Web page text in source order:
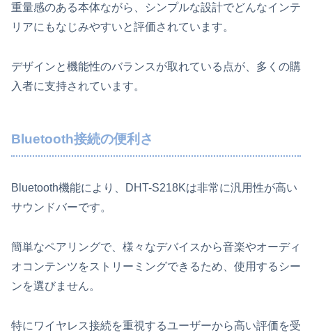
重量感のある本体ながら、シンプルな設計でどんなインテ
リアにもなじみやすいと評価されています。
デザインと機能性のバランスが取れている点が、多くの購
入者に支持されています。
Bluetooth接続の便利さ
Bluetooth機能により、DHT-S218Kは非常に汎用性が高い
サウンドバーです。
簡単なペアリングで、様々なデバイスから音楽やオーディ
オコンテンツをストリーミングできるため、使用するシー
ンを選びません。
特にワイヤレス接続を重視するユーザーから高い評価を受